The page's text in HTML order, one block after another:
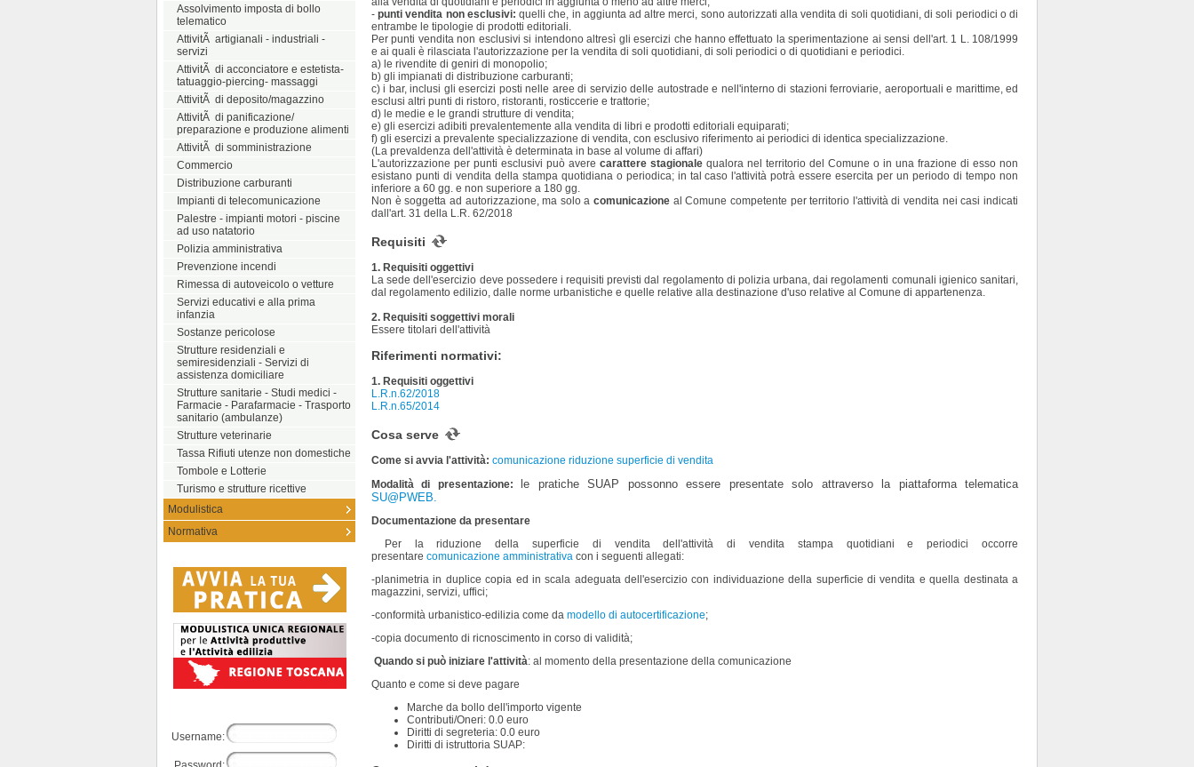
Assolvimento imposta di bollo
telematico
AttivitÃ artigianali - industriali -
servizi
AttivitÃ di acconciatore e estetista-
tatuaggio-piercing- massaggi
AttivitÃ di deposito/magazzino
AttivitÃ di panificazione/
preparazione e produzione alimenti
AttivitÃ di somministrazione
Commercio
Distribuzione carburanti
Impianti di telecomunicazione
Palestre - impianti motori - piscine
ad uso natatorio
Polizia amministrativa
Prevenzione incendi
Rimessa di autoveicolo o vetture
Servizi educativi e alla prima
infanzia
Sostanze pericolose
Strutture residenziali e
semiresidenziali - Servizi di
assistenza domiciliare
Strutture sanitarie - Studi medici -
Farmacie - Parafarmacie - Trasporto
sanitario (ambulanze)
Strutture veterinarie
Tassa Rifiuti utenze non domestiche
Tombole e Lotterie
Turismo e strutture ricettive
Modulistica
Normativa
Username:
-punti vendita non esclusivi:quelli che, in aggiunta ad altre merci, sono autorizzati alla vendita di soli quotidiani, di soli periodici o di
entrambe le tipologie di prodotti editoriali.
Per punti vendita non esclusivi si intendono altresì gli esercizi che hanno effettuato la sperimentazione ai sensi dell'art. 1 L. 108/1999
e ai quali è rilasciata l'autorizzazione per la vendita di soli quotidiani, di soli periodici o di quotidiani e periodici.
a) le rivendite di geniri di monopolio;
b) gli impianati di distribuzione carburanti;
c) i bar, inclusi gli esercizi posti nelle aree di servizio delle autostrade e nell'interno di stazioni ferroviarie, aeroportuali e marittime, ed
esclusi altri punti di ristoro, ristoranti, rosticcerie e trattorie;
d) le medie e le grandi strutture di vendita;
e) gli esercizi adibiti prevalentemente alla vendita di libri e prodotti editoriali equiparati;
f) gli esercizi a prevalente specializzazione di vendita, con esclusivo riferimento ai periodici di identica specializzazione.
(La prevaldenza dell'attività è determinata in base al volume di affari)
L'autorizzazione per punti esclusivi può avere carattere stagionale qualora nel territorio del Comune o in una frazione di esso non
esistano punti di vendita della stampa quotidiana o periodica; in tal caso l'attività potrà essere esercita per un periodo di tempo non
inferiore a 60 gg. e non superiore a 180 gg.
Non è soggetta ad autorizzazione, ma solo acomunicazione al Comune competente per territorio l'attività di vendita nei casi indicati
dall'art. 31 della L.R. 62/2018
Requisiti
1. Requisiti oggettivi
La sede dell'esercizio deve possedere i requisiti previsti dal regolamento di polizia urbana, dai regolamenti comunali igienico sanitari,
dal regolamento edilizio, dalle norme urbanistiche e quelle relative alla destinazione d'uso relative al Comune di appartenenza.
2. Requisiti soggettivi morali
Essere titolari dell'attività
Riferimenti normativi:
1. Requisiti oggettivi
L.R.n.62/2018
L.R.n.65/2014
Cosa serve
Come si avvia l'attività: comunicazione riduzione superficie di vendita
Modalità di presentazione:
le pratiche SUAP possonno essere presentate solo attraverso la piattaforma telematica
SU@PWEB.
Documentazione da presentare
Per la riduzione della superficie di vendita dell'attività di vendita stampa quotidiani e periodici occorre
presentare comunicazione amministrativa con i seguenti allegati:
-planimetria in duplice copia ed in scala adeguata dell'esercizio con individuazione della superficie di vendita e quella destinata a
magazzini, servizi, uffici;
-conformità urbanistico-edilizia come da modello di autocertificazione;
-copia documento di ricnoscimento in corso di validità;
Quando si può iniziare l'attività: al momento della presentazione della comunicazione
Quanto e come si deve pagare
Marche da bollo dell'importo vigente
Contributi/Oneri: 0.0 euro
Diritti di segreteria: 0.0 euro
Diritti di istruttoria SUAP: